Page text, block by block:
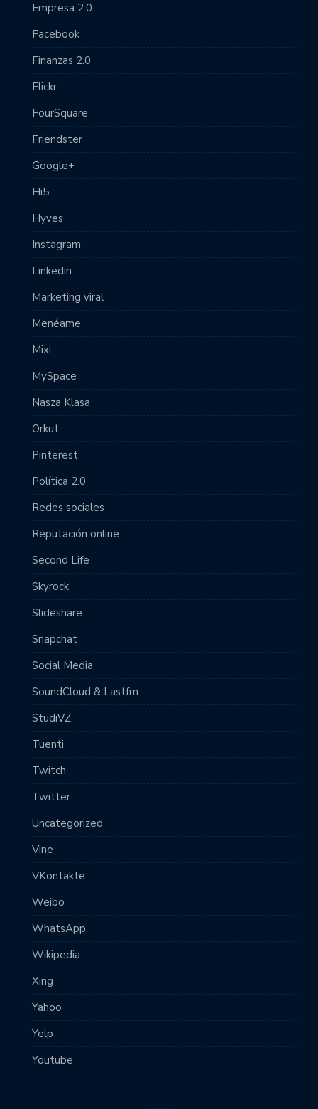
Empresa 2.0
Facebook
Finanzas 2.0
Flickr
FourSquare
Friendster
Google+
Hi5
Hyves
Instagram
Linkedin
Marketing viral
Menéame
Mixi
MySpace
Nasza Klasa
Orkut
Pinterest
Política 2.0
Redes sociales
Reputación online
Second Life
Skyrock
Slideshare
Snapchat
Social Media
SoundCloud & Lastfm
StudiVZ
Tuenti
Twitch
Twitter
Uncategorized
Vine
VKontakte
Weibo
WhatsApp
Wikipedia
Xing
Yahoo
Yelp
Youtube